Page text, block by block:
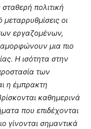
πολιτική
οι
εργαζομένων,
μια πιο
Η ισότητα στην
των
η έμπρακτη
καθημερινά
που επιδέχονται
γίνονται σημαντικά